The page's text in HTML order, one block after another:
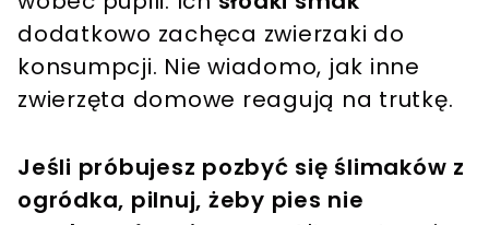
dodatkowo zachęca zwierzaki do
konsumpcji. Nie wiadomo, jak inne
zwierzęta domowe reagują na trutkę.
Jeśli próbujesz pozbyć się ślimaków z
ogródka, pilnuj, żeby pies nie